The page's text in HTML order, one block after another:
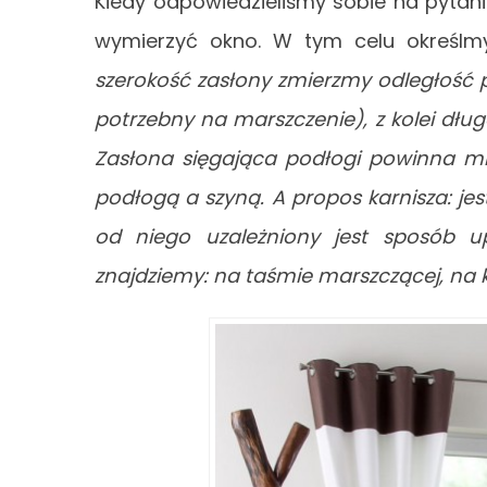
wymierzyć okno. W tym celu
szerokość zasłony zmierzmy
potrzebny na marszczenie), z kolei
Zasłona sięgająca podłogi powinna
podłogą a szyną. A propos karnisza:
od niego uzależniony jest sposób
znajdziemy: na taśmie marszczącej, na